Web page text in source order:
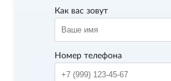
Как вас зовут
Номер телефона